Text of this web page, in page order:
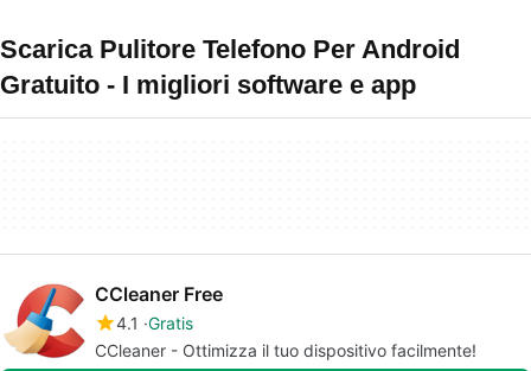
Scarica Pulitore Telefono Per Android
Gratuito - I migliori software e app
CCleaner Free
4.1 Gratis
CCleaner - Ottimizza il tuo dispositivo facilmente!